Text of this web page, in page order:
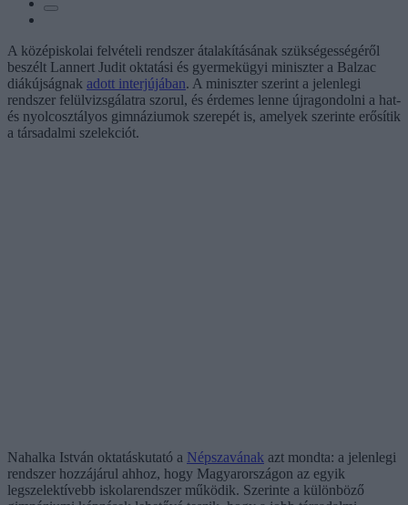
A középiskolai felvételi rendszer átalakításának szükségességéről
beszélt Lannert Judit oktatási és gyermekügyi miniszter a Balzac
diákújságnak adott interjújában. A miniszter szerint a jelenlegi
rendszer felülvizsgálatra szorul, és érdemes lenne újragondolni a hat-
és nyolcosztályos gimnáziumok szerepét is, amelyek szerinte erősítik
a társadalmi szelekciót.
Nahalka István oktatáskutató a Népszavának azt mondta: a jelenlegi
rendszer hozzájárul ahhoz, hogy Magyarországon az egyik
legszelektívebb iskolarendszer működik. Szerinte a különböző